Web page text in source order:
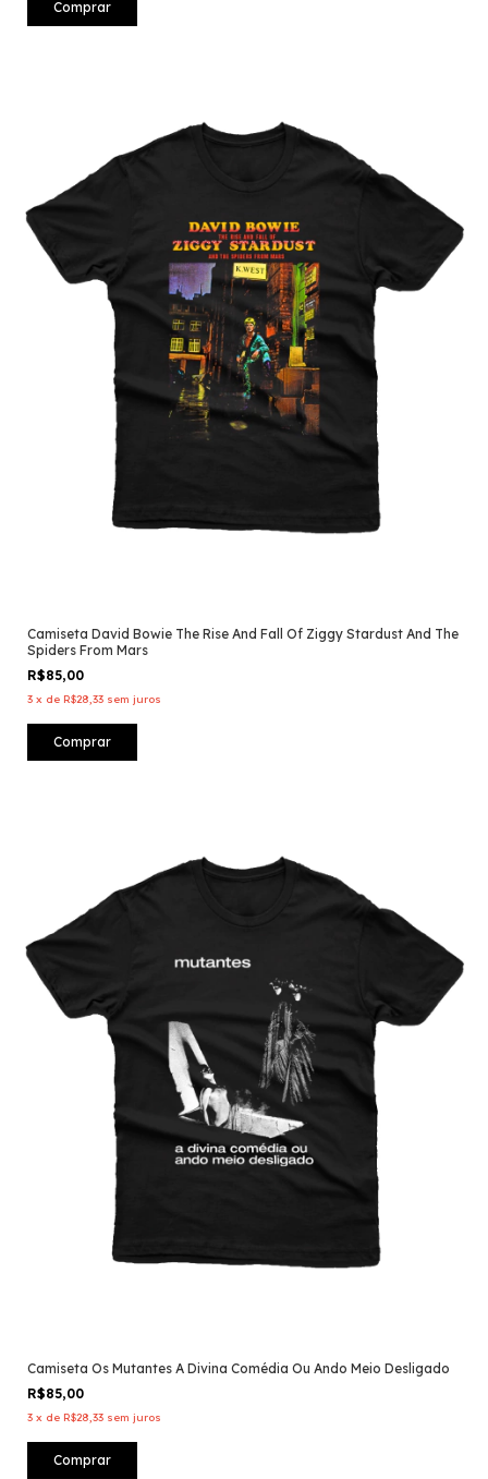
Comprar
Camiseta David Bowie The Rise And Fall Of Ziggy Stardust And The
Spiders From Mars
R$85,00
3 x de R$28,33 sem juros
Comprar
Camiseta Os Mutantes A Divina Comédia Ou Ando Meio Desligado
R$85,00
3 x de R$28,33 sem juros
Comprar